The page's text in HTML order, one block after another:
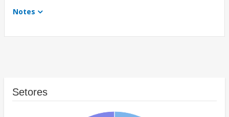
Notes
Setores